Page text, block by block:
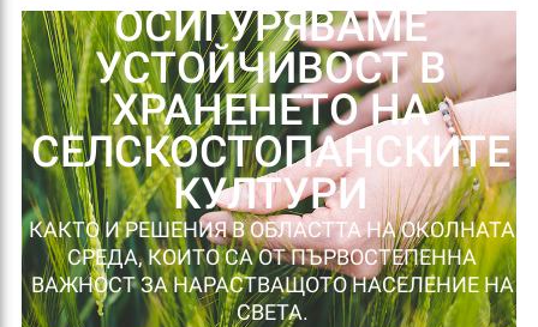
ОСИГУРЯВАМЕ
УСТОЙЧИВОСТ В
ХРАНЕНЕТО НА
СЕЛСКОСТОПАНСКИТЕ
КУЛТУРИ
КАКТО И РЕШЕНИЯ В ОБЛАСТТА НА ОКОЛНАТА
СРЕДА, КОИТО СА ОТ ПЪРВОСТЕПЕННА
ВАЖНОСТ ЗА НАРАСТВАЩОТО НАСЕЛЕНИЕ НА
СВЕТА.